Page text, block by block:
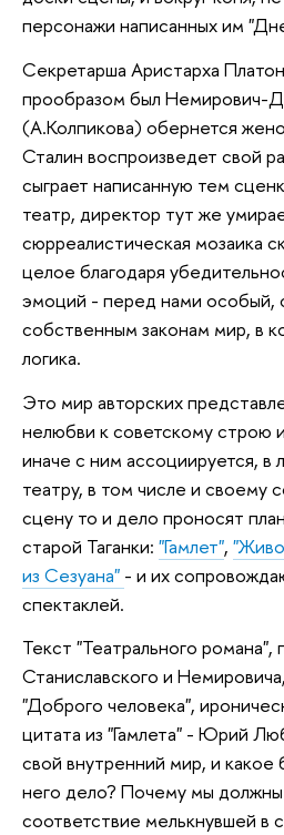
персонажи написанных им
Секретарша Аристарха
прообразом был Немирович-
(А.Колпикова) обернется
Сталин воспроизведет свой
сыграет написанную тем
театр, директор тут же
сюрреалистическая мозаика
целое благодаря
эмоций - перед нами особый,
собственным законам мир, в
логика.
Это мир авторских
нелюбви к советскому строю
иначе с ним ассоциируется, в
театру, в том числе и своему
сцену то и дело проносят
старой Таганки: "Гамлет",
из Сезуана" - и их
спектаклей.
Текст "Театрального романа",
Станиславского и
"Доброго человека",
цитата из "Гамлета" - Юрий
свой внутренний мир, и какое
него дело? Почему мы
соответствие мелькнувшей в